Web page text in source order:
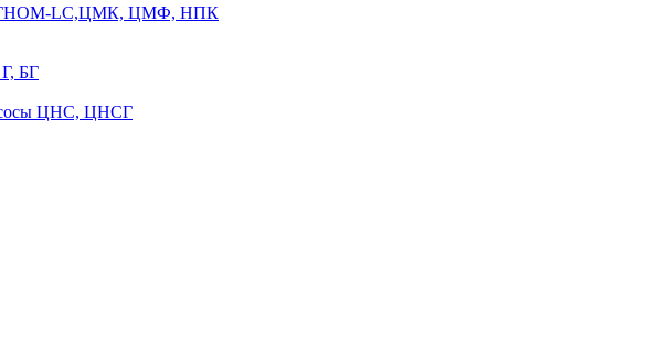
ГНОМ-LC,ЦМК, ЦМФ, НПК
БГ
ЦНС, ЦНСГ